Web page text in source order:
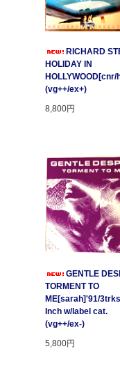
RICHARD
HOLIDAY IN
(vg++/ex+)
8,800円
GENTLE
TORMENT TO
ME[sarah]'91/
Inch w/label cat.
(vg++/ex-)
5,800円